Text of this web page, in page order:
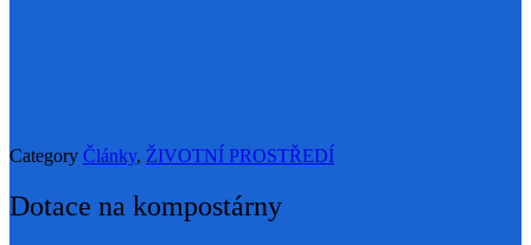
Category Články, ŽIVOTNÍ PROSTŘEDÍ
Dotace na kompostárny